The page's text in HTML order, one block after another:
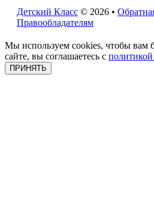
Детский Класс © 2026 •
Правообладателям
Мы используем cookies, чтобы вам
сайте, вы соглашаетесь с политикой
ПРИНЯТЬ